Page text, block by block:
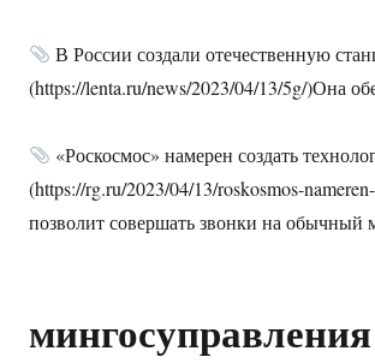
В России создали отечественную
(https://lenta.ru/news/2023/04/13/5g/)Она
«Роскосмос» намерен создать
(https://rg.ru/2023/04/13/roskosmos-
позволит совершать звонки на обычный